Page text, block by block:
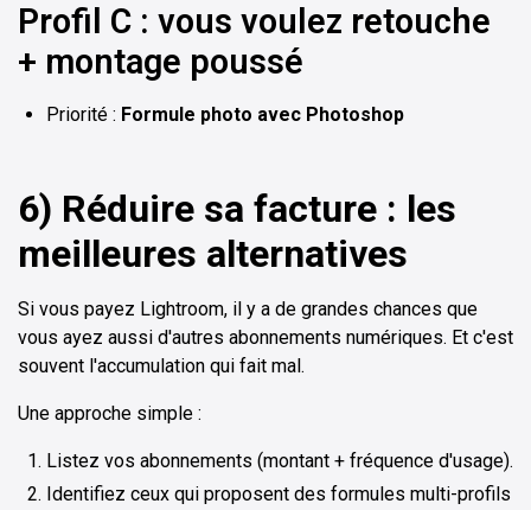
Profil C : vous voulez retouche
+ montage poussé
Priorité : Formule photo avec Photoshop
6) Réduire sa facture : les
meilleures alternatives
Si vous payez Lightroom, il y a de grandes chances que
vous ayez aussi d'autres abonnements numériques. Et c'est
souvent l'accumulation qui fait mal.
Une approche simple :
Listez vos abonnements (montant + fréquence d'usage).
Identifiez ceux qui proposent des formules multi-profils